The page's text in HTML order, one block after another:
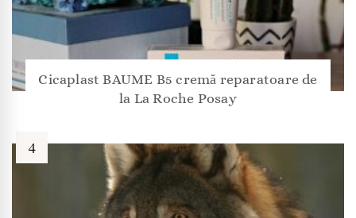
Cicaplast BAUME B5 cremă reparatoare de
la La Roche Posay